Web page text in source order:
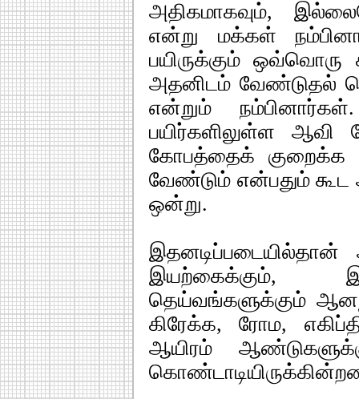
அதிகமாகவும்,
என்று மக்கள்
பயிருக்கும்
அதனிடம் வேண்டுதல்
என்றும்
பயிர்களிலுள்ள ஆவி
கோபத்தைக் குறைக்க
வேண்டும் என்பதும் கூட
ஒன்று.
இயற்கைக்கும்,
தெய்வங்களுக்கும்
கிரேக்க, ரோம,
ஆயிரம்